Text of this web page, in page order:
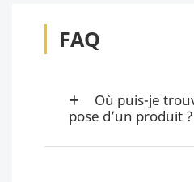
FAQ
Où puis-je
pose d’un produit ?